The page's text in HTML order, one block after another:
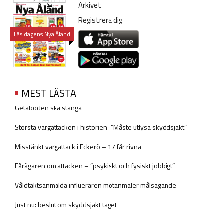
Läs dagens Nya Åland
Arkivet
Registrera dig
MEST LÄSTA
Getaboden ska stänga
Största vargattacken i historien -”Måste utlysa skyddsjakt”
Misstänkt vargattack i Eckerö – 17 får rivna
Fårägaren om attacken – ”psykiskt och fysiskt jobbigt”
Våldtäktsanmälda influeraren motanmäler målsägande
Just nu: beslut om skyddsjakt taget